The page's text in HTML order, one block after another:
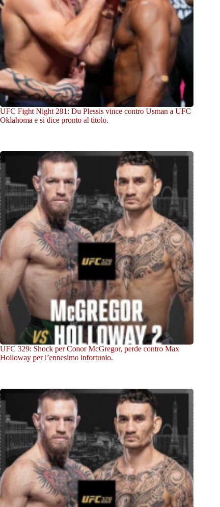
UFC Fight Night 281: Du Plessis vince contro Usman a UFC
Oklahoma e si dice pronto al titolo.
UFC 329: Shock per Conor McGregor, perde contro Max
Holloway per l’ennesimo infortunio.